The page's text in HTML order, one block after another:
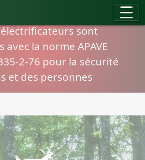
sont
avec la norme APAVE
2-76 pour la sécurité
et des personnes